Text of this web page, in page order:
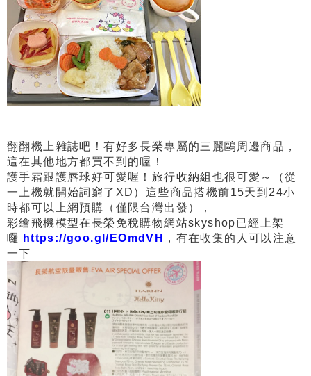
翻翻機上雜誌吧！有好多長榮專屬的三麗鷗周邊商品，
這在其他地方都買不到的喔！
護手霜跟護唇球好可愛喔！旅行收納組也很可愛～（從
一上機就開始詞窮了XD） 這些商品搭機前15天到24小
時都可以上網預購（僅限台灣出發），
彩繪飛機模型在長榮免稅購物網站skyshop已經上架
囉
https://goo.gl/EOmdVH
，有在收集的人可以注意
一下